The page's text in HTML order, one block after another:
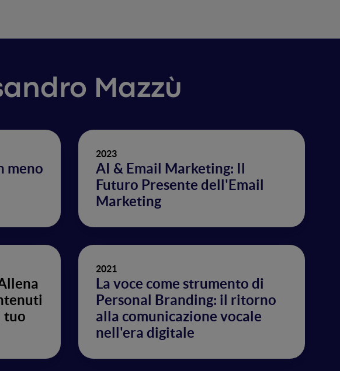
Mazzù
meno
2023
AI & Email Marketing: Il
Futuro Presente dell'Email
Marketing
tuo
2021
La voce come strumento di
Personal Branding: il ritorno
alla comunicazione vocale
nell'era digitale